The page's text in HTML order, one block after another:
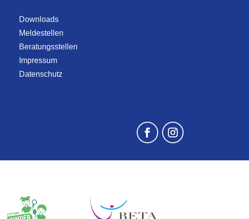
Downloads
Meldestellen
Beratungsstellen
Impressum
Datenschutz